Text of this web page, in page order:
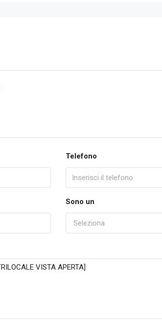
Telefono
Sono un
Seleziona